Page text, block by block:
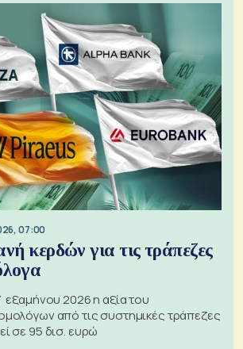
07:00
κερδών για τις τράπεζες
εξαμήνου 2026 η αξία του
από τις συστημικές τράπεζες
σε 95 δισ. ευρώ